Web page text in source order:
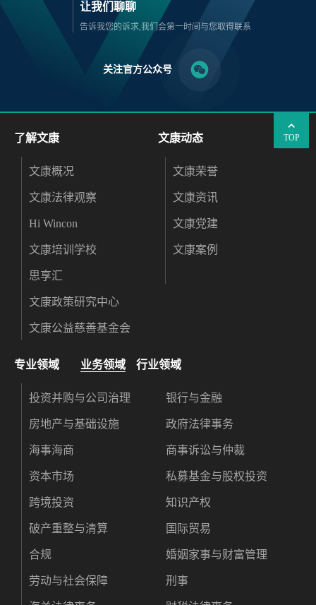
让我们聊聊
告诉我您的诉求,我们会第一时间与您取得联系
关注官方公众号
TOP
了解文康
文康概况
文康法律观察
Hi Wincon
文康培训学校
思享汇
文康政策研究中心
文康公益慈善基金会
专业领域 业务领域 行业领域
投资并购与公司治理 银行与金融
房地产与基础设施 政府法律事务
海事海商 商事诉讼与仲裁
资本市场 私募基金与股权投资
跨境投资 知识产权
破产重整与清算 国际贸易
合规 婚姻家事与财富管理
劳动与社会保障 刑事
文康动态
文康荣誉
文康资讯
文康党建
文康案例